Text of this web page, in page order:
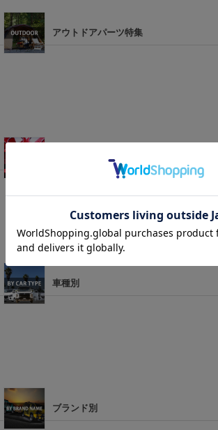
アウトドアパーツ特集
車種別
ブランド別